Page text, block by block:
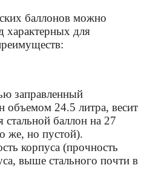
баллонов можно
характерных для
заправленный
объемом 24.5 литра, весит
стальной баллон на 27
же, но пустой).
корпуса (прочность
выше стального почти в